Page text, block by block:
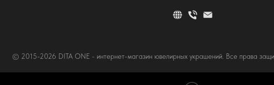
© 2015-2026 DITA ONE - интернет-магазин ювелирных украшений. Все права